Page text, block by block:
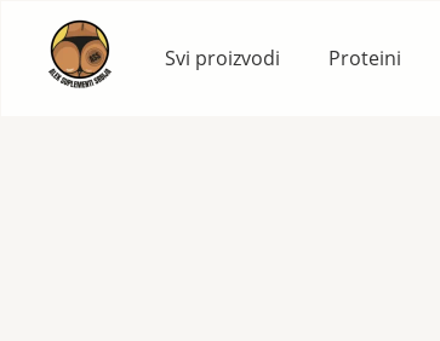
content
Svi proizvodi Proteini